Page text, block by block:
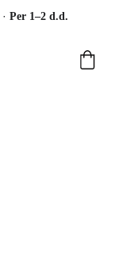
· Per 1–2 d.d.